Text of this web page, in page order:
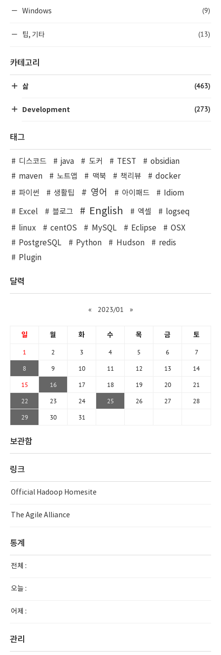
Windows (9)
팁, 기타 (13)
카테고리
삶 (463)
Development (273)
태그
디스코드 java 도커 TEST
obsidian
maven
노트앱 맥북 책리뷰
docker
파이썬
생활팁 영어 아이패드 Idiom
Excel 블로그 English 엑셀
logseq
linux
centOS MySQL Eclipse
OSX
PostgreSQL
Python Hudson
redis
Plugin
달력
« 2023/01 »
일 월 화 수 목 금 토
1 2 3 4 5 6 7
8 9 10 11 12 13 14
15 16 17 18 19 20 21
22 23 24 25 26 27 28
29 30 31
보관함
링크
Official Hadoop Homesite
The Agile Alliance
통계
전체 :
오늘 :
어제 :
관리